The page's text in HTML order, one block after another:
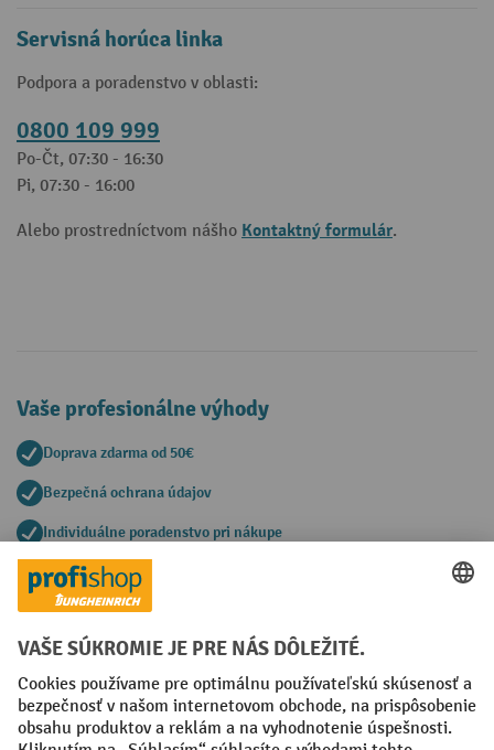
Servisná horúca linka
Podpora a poradenstvo v oblasti:
0800 109 999
Po-Čt, 07:30 - 16:30
Pi, 07:30 - 16:00
Alebo prostredníctvom nášho Kontaktný formulár.
Vaše profesionálne výhody
Doprava zdarma od 50€
Bezpečná ochrana údajov
Individuálne poradenstvo pri nákupe
Spôsoby platby
Faktúra Predplatba